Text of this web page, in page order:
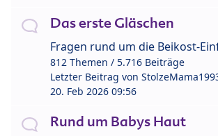
Das erste Gläschen
Fragen rund um die Beikost-
812 Themen / 5.716 Beiträge
Letzter Beitrag von
20. Feb 2026 09:56
Rund um Babys Haut